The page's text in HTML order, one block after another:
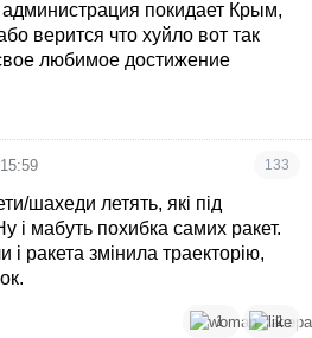
шоу» в Києві.
саме в районі де живуть
взагалі не було електроенергії.
покидает Крым,
верится что хуйло вот так
любимое достижение
133
шахеди летять, які під
і мабуть похибка самих ракет.
і ракета змінила траекторію,
1 1